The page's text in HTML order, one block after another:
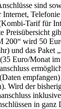
sind
Telefonie
Tarif für
Preisübersicht
200“ wird 50
und das
Euro/Monat im
Wird der
in ganz